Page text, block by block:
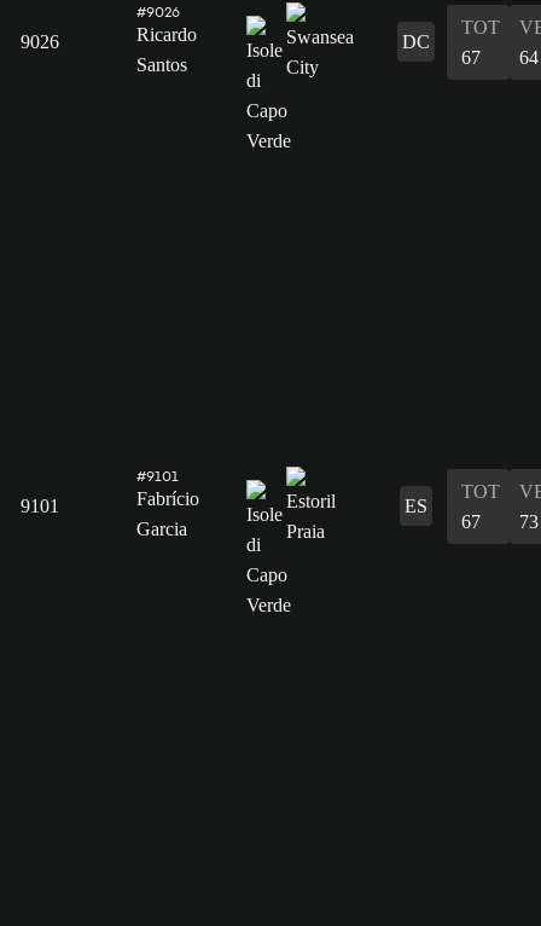
9026
#9026
Ricardo
Santos
DC
TOT
67
64
9101
#9101
Fabrício
Garcia
ES
TOT
67
73